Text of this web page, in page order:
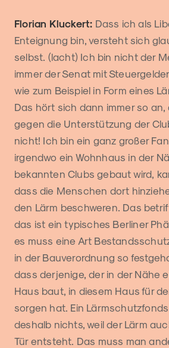
Florian Kluckert: Dass ich als
Enteignung bin, versteht sich
selbst. (lacht) Ich bin nicht der
immer der Senat mit
wie zum Beispiel in Form eines
Das hört sich dann immer so an,
gegen die Unterstützung der
nicht! Ich bin ein ganz großer
irgendwo ein Wohnhaus in der
bekannten Clubs gebaut wird,
dass die Menschen dort
den Lärm beschweren. Das
das ist ein typisches Berliner
es muss eine Art
in der Bauverordnung so
dass derjenige, der in der Nähe
Haus baut, in diesem Haus für
sorgen hat. Ein
deshalb nichts, weil der Lärm
Tür entsteht. Das muss man